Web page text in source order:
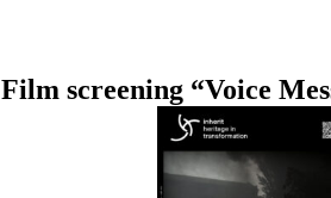
Film screening “Voice